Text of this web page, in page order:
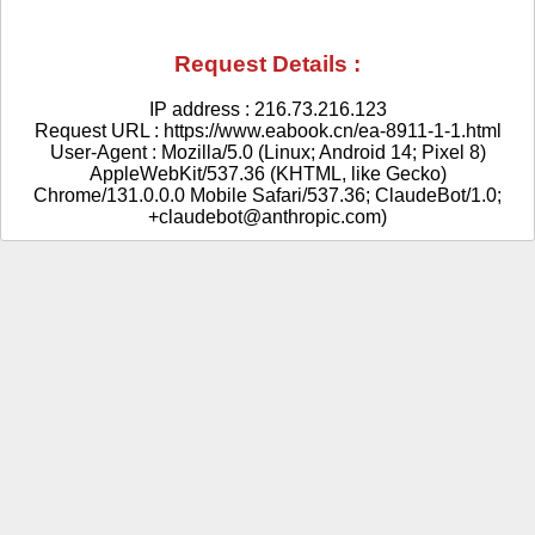
Request Details :
IP address : 216.73.216.123
Request URL : https://www.eabook.cn/ea-8911-1-1.html
User-Agent : Mozilla/5.0 (Linux; Android 14; Pixel 8)
AppleWebKit/537.36 (KHTML, like Gecko)
Chrome/131.0.0.0 Mobile Safari/537.36; ClaudeBot/1.0;
+claudebot@anthropic.com)